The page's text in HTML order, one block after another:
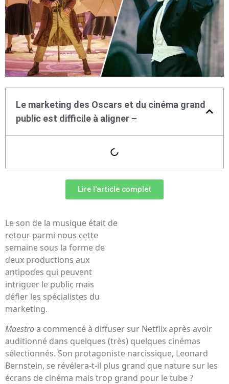
Le marketing des Oscars et du cinéma grand
public est difficile à aligner –
Lire l'article complet
Le son de la musique était de
retour parmi nous cette
semaine sous la forme de
deux productions aux
antipodes qui peuvent
intriguer le public mais
défier les spécialistes du
marketing.
Maestroa commencé à diffuser sur Netflix après avoir
auditionné dans quelques (très) quelques cinémas
sélectionnés. Son protagoniste narcissique, Leonard
Bernstein, se révélera-t-il plus grand que nature sur les
écrans de cinéma mais trop grand pour le tube ?